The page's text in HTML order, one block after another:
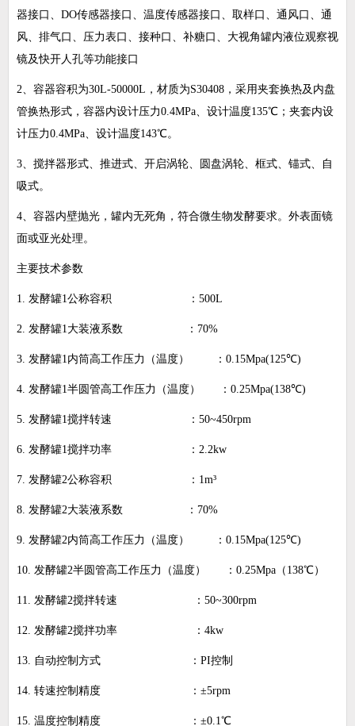
器接口、 DO传感器接口、温度传感器接口、取样口、通风口、通
风、排气口、压力表口、接种口、补糖口、大视角罐内液位观察视
镜及快开人孔等功能接口
2、容器容积为30L-50000L ，材质为S30408 ，采用夹套换热及内盘
管换热形式，容器内设计压力0.4MPa、设计温度135℃；夹套内设
计压力0.4MPa、设计温度143℃。
3、搅拌器形式、推进式、开启涡轮、圆盘涡轮、框式、锚式、自
吸式。
4、容器内壁抛光，罐内无死角，符合微生物发酵要求。外表面镜
面或亚光处理。
主要技术参数
1. 发酵罐1公称容积 ： 500L
2. 发酵罐1大装液系数 ： 70%
3. 发酵罐1内筒高工作压力（温度） ： 0.15Mpa(125℃)
4. 发酵罐1半圆管高工作压力（温度） ： 0.25Mpa(138℃)
5. 发酵罐1搅拌转速 ： 50~450rpm
6. 发酵罐1搅拌功率 ： 2.2kw
7. 发酵罐2公称容积 ： 1m³
8. 发酵罐2大装液系数 ： 70%
9. 发酵罐2内筒高工作压力（温度） ： 0.15Mpa(125℃)
10. 发酵罐2半圆管高工作压力（温度） ： 0.25Mpa （ 138℃）
11. 发酵罐2搅拌转速 ： 50~300rpm
12. 发酵罐2搅拌功率 ： 4kw
13. 自动控制方式 ： PI控制
14. 转速控制精度 ：±5rpm
15. 温度控制精度 ：±0.1℃